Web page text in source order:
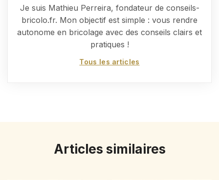
Je suis Mathieu Perreira, fondateur de conseils-
bricolo.fr. Mon objectif est simple : vous rendre
autonome en bricolage avec des conseils clairs et
pratiques !
Tous les articles
Articles similaires